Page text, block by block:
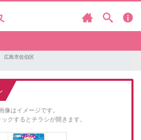
広島市佐伯区
像はイメージです。
クするとチラシが開きます。